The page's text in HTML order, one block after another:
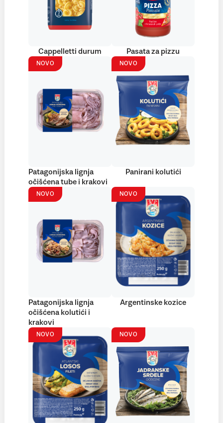
Cappelletti durum Pasata za pizzu
NOVO
Patagonijska lignja
očišćena tube i krakovi
NOVO
Panirani kolutići
NOVO
Patagonijska lignja
očišćena kolutići i
krakovi
NOVO
Argentinske kozice
NOVO NOVO